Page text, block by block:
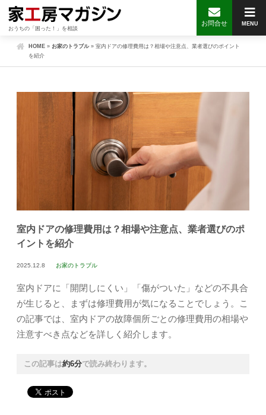
おうちの「困った！」を相談
MENU
お問合せ
HOME » お家のトラブル » 室内ドアの修理費用は？相場や注意点、業者選びのポイント
を紹介
室内ドアの修理費用は？相場や注意点、業者選びのポ
イントを紹介
2025.12.8 お家のトラブル
室内ドアに「開閉しにくい」「傷がついた」などの不具合
が生じると、まずは修理費用が気になることでしょう。こ
の記事では、室内ドアの故障個所ごとの修理費用の相場や
注意すべき点などを詳しく紹介します。
この記事は約6分で読み終わります。